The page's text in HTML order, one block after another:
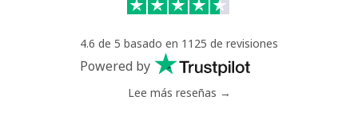
⁦13.5¢⁩ 37 min por ⁦$5⁩
4.6 de 5 basado en 1125 de revisiones
Powered by
Lee más reseñas →